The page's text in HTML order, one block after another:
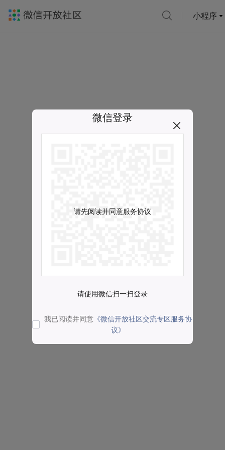
小程序
微信登录
请先阅读并同意服务协议
请使用微信扫一扫登录
我已阅读并同意 《微信开放社区交流专区服务协
议》